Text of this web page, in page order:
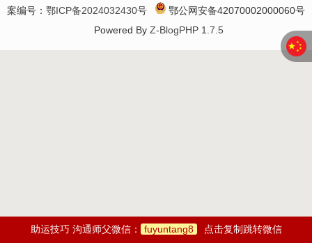
案编号： 鄂ICP备2024032430号
鄂公网安备42070002000060号
Powered By Z-BlogPHP 1.7.5
助运技巧 沟通师父微信： fuyuntang8 点击复制跳转微信